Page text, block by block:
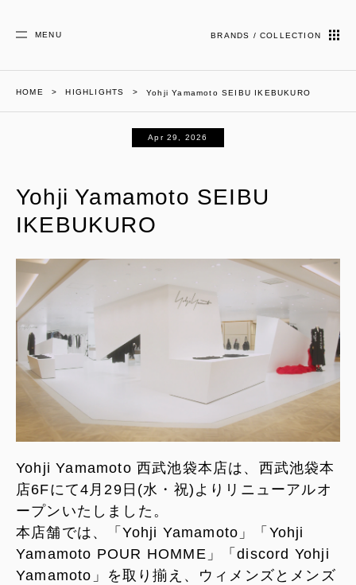
MENU BRANDS / COLLECTION
HOME HIGHLIGHTS Yohji Yamamoto SEIBU IKEBUKURO
Apr 29, 2026
Yohji Yamamoto SEIBU
IKEBUKURO
Yohji Yamamoto 西武池袋本店は、西武池袋本
店6Fにて4月29日(水・祝)よりリニューアルオ
ープンいたしました。
本店舗では、「Yohji Yamamoto」「Yohji
Yamamoto POUR HOMME」「discord Yohji
Yamamoto」を取り揃え、ウィメンズとメンズ